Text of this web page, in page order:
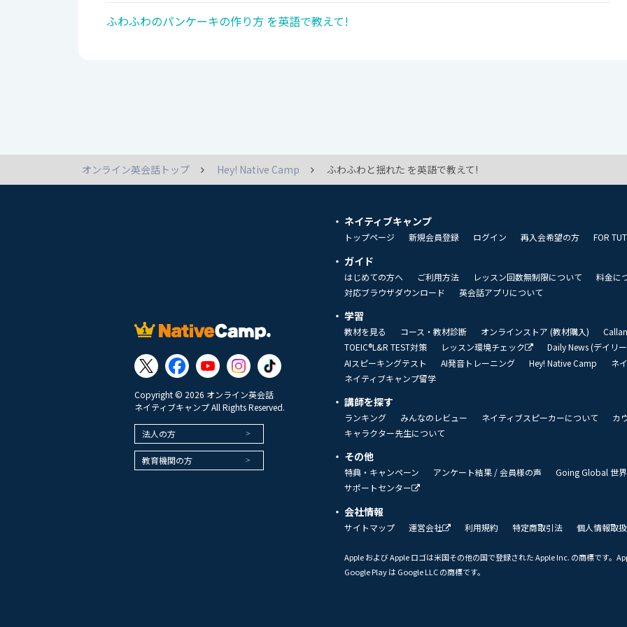
ふわふわのパンケーキの作り方 を英語で教えて!
オンライン英会話トップ Hey! Native Camp ふわふわと揺れた を英語で教えて!
Copyright © 2026 オンライン英会話
ネイティブキャンプ All Rights Reserved.
法人の方
教育機関の方
ネイティブキャンプ
トップページ 新規会員登録 ログイン 再入会希望の方 FOR
ガイド
はじめての方へ ご利用方法 レッスン回数無制限について 料金に
対応ブラウザダウンロード
英会話アプリについて
学習
教材を見る コース・教材診断 オンラインストア (教材購入)
TOEIC®L&R TEST対策
レッスン環境チェック Daily News (デイリ
AIスピーキングテスト
AI発音トレーニング Hey! Native Camp ネ
ネイティブキャンプ留学
講師を探す
ランキング みんなのレビュー ネイティブスピーカーについて
カ
キャラクター先生について
その他
特典・キャンペーン アンケート結果 / 会員様の声 Going Global 世
サポートセンター
会社情報
サイトマップ 運営会社 利用規約 特定商取引法 個人情報取
Apple および Apple ロゴは米国その他の国で登録された Apple Inc. の商標です。
Google Play は Google LLC の商標です。